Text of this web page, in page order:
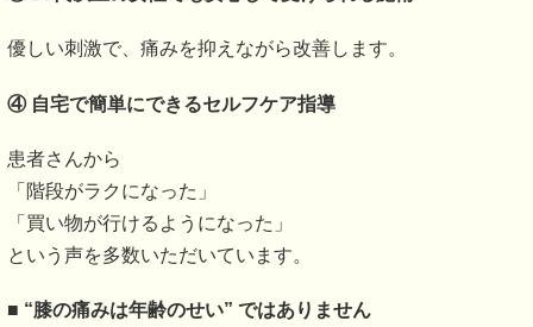
優しい刺激で、痛みを抑えながら改善します。
④ 自宅で簡単にできるセルフケア指導
患者さんから
「階段がラクになった」
「買い物が行けるようになった」
という声を多数いただいています。
■ “膝の痛みは年齢のせい” ではありません